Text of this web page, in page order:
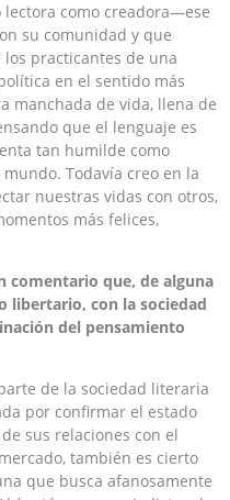
como creadora—ese
su comunidad y que
practicantes de una
en el sentido más
manchada de vida, llena de
que el lenguaje es
tan humilde como
Todavía creo en la
nuestras vidas con otros,
más felices,
comentario que, de alguna
libertario, con la sociedad
del pensamiento
de la sociedad literaria
por confirmar el estado
sus relaciones con el
también es cierto
que busca afanosamente